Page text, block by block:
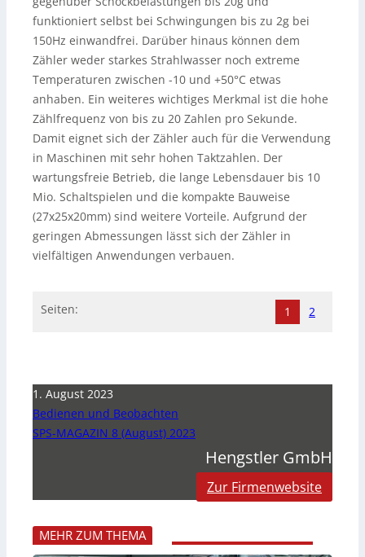
funktioniert selbst bei Schwingungen bis zu 2g bei
150Hz einwandfrei. Darüber hinaus können dem
Zähler weder starkes Strahlwasser noch extreme
Temperaturen zwischen -10 und +50°C etwas
anhaben. Ein weiteres wichtiges Merkmal ist die hohe
Zählfrequenz von bis zu 20 Zahlen pro Sekunde.
Damit eignet sich der Zähler auch für die Verwendung
in Maschinen mit sehr hohen Taktzahlen. Der
wartungsfreie Betrieb, die lange Lebensdauer bis 10
Mio. Schaltspielen und die kompakte Bauweise
(27x25x20mm) sind weitere Vorteile. Aufgrund der
geringen Abmessungen lässt sich der Zähler in
vielfältigen Anwendungen verbauen.
Seiten: 1 2
1. August 2023
Bedienen und Beobachten
SPS-MAGAZIN 8 (August) 2023
Hengstler GmbH
Zur Firmenwebsite
MEHR ZUM THEMA